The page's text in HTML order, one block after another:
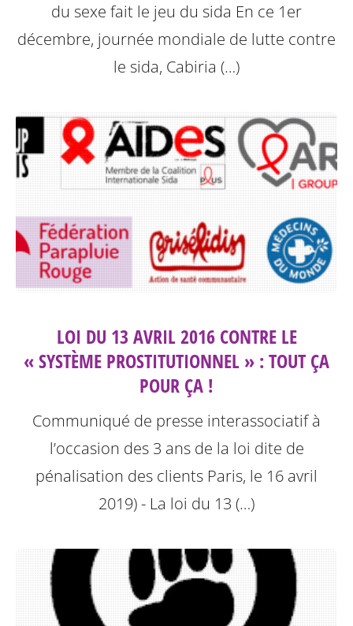
du sexe fait le jeu du sida En ce 1er
décembre, journée mondiale de lutte contre
le sida, Cabiria (…)
LOI DU 13 AVRIL 2016 CONTRE LE
« SYSTÈME PROSTITUTIONNEL » : TOUT ÇA
POUR ÇA !
Communiqué de presse interassociatif à
l’occasion des 3 ans de la loi dite de
pénalisation des clients Paris, le 16 avril
2019) - La loi du 13 (…)